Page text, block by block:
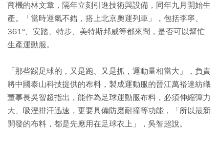
商機的林文章，隔年立刻引進技術與設備，同年九月開始生
產。「當時運氣不錯，搭上北京奧運列車」，包括李寧、
361°、安踏、特步、美特斯邦威等都來問，是否可以幫忙
生產運動服。
「那些踢足球的，又是跑、又是抓，運動量相當大」，負責
將中國泰山科技提供的布料，製成運動服的晉江萬裕達紡織
董事長吳智超指出，能作為足球運動服布料，必須伸縮彈力
大、吸溼排汗迅速，更要具備防磨耐撞等功能，「所以最新
開發的布料，都是先應用在足球衣上」，吳智超說。